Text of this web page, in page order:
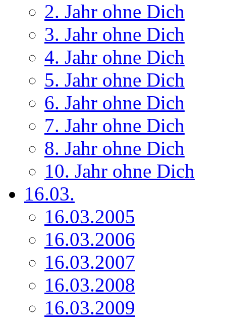
2. Jahr ohne Dich
3. Jahr ohne Dich
4. Jahr ohne Dich
5. Jahr ohne Dich
6. Jahr ohne Dich
7. Jahr ohne Dich
8. Jahr ohne Dich
10. Jahr ohne Dich
16.03.
16.03.2005
16.03.2006
16.03.2007
16.03.2008
16.03.2009